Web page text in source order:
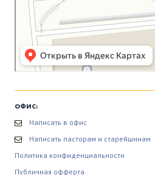
ОФИС:
Написать в офис
Написать пасторам и старейшинам
Политика конфиденциальности
Публичная офферта